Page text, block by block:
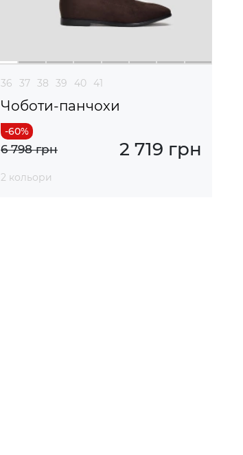
36 37 38 39 40 41
Чоботи-панчохи
2 719 грн
6 798 грн
2 кольори